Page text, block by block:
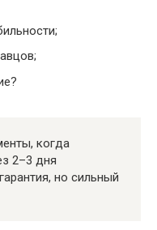
когда
2–3 дня
но сильный